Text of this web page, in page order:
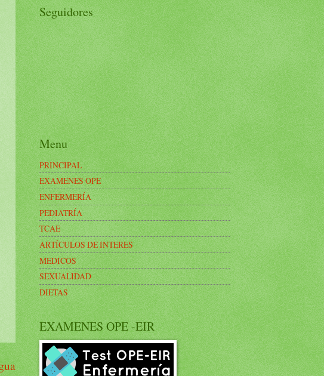
Seguidores
Menu
PRINCIPAL
EXAMENES OPE
ENFERMERÍA
PEDIATRÍA
TCAE
ARTÍCULOS DE INTERES
MEDICOS
SEXUALIDAD
DIETAS
EXAMENES OPE -EIR